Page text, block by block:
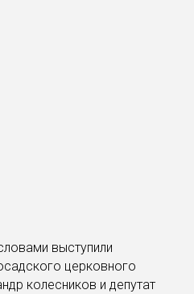
выступили
церковного
колесников и депутат